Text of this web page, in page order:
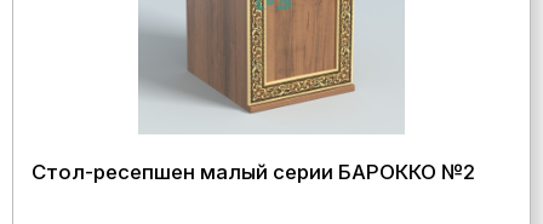
Стол-ресепшен малый серии БАРОККО №2